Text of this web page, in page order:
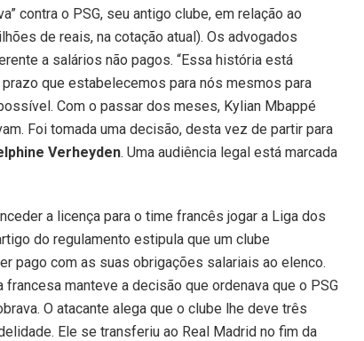
contra o PSG, seu antigo clube, em relação ao
de reais, na cotação atual). Os advogados
a salários não pagos. “Essa história está
que estabelecemos para nós mesmos para
Com o passar dos meses, Kylian Mbappé
Foi tomada uma decisão, desta vez de partir para
Verheyden. Uma audiência legal está marcada
a licença para o time francês jogar a Liga dos
do regulamento estipula que um clube
pago com as suas obrigações salariais ao elenco.
manteve a decisão que ordenava que o PSG
O atacante alega que o clube lhe deve três
Ele se transferiu ao Real Madrid no fim da